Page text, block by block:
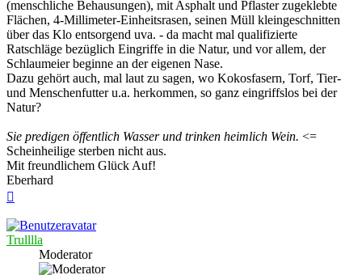
(menschliche Behausungen), mit Asphalt und Pflaster zugeklebte
Flächen, 4-Millimeter-Einheitsrasen, seinen Müll kleingeschnitten
über das Klo entsorgend uva. - da macht mal qualifizierte
Ratschläge bezüglich Eingriffe in die Natur, und vor allem, der
Schlaumeier beginne an der eigenen Nase.
Dazu gehört auch, mal laut zu sagen, wo Kokosfasern, Torf, Tier-
und Menschenfutter u.a. herkommen, so ganz eingriffslos bei der
Natur?
Sie predigen öffentlich Wasser und trinken heimlich Wein. <=
Scheinheilige sterben nicht aus.
Mit freundlichem Glück Auf!
Eberhard
Trulllla
Moderator